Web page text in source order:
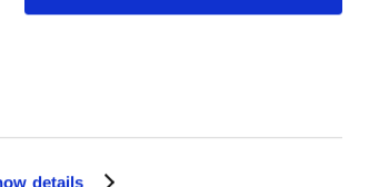
details
アポリシー